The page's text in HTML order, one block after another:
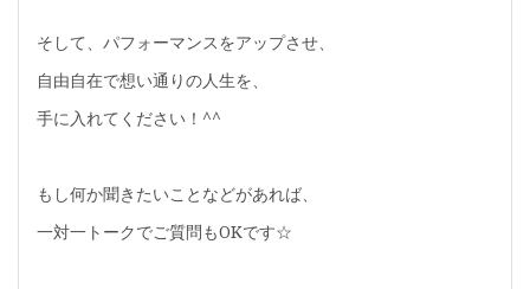
そして、パフォーマンスをアップさせ、
自由自在で想い通りの人生を、
手に入れてください！^^
もし何か聞きたいことなどがあれば、
一対一トークでご質問もOKです☆